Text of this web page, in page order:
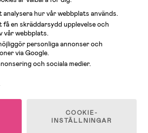
AB. Alla rättigheter reserverade.
hur vår webbplats används.
en skräddarsydd upplevelse och
vår webbplats.
personliga annonser och
via Google.
och sociala medier.
COOKIE-
INSTÄLLNINGAR